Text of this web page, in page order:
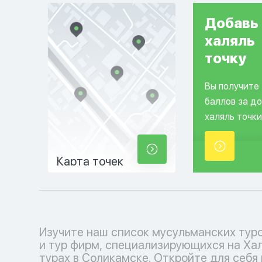
Карта точек
Добавь
халяль
точку
Вы получите
баллов за
халяль
Изучите наш список мусульманских
и тур фирм, специализирующихся на
турах в Соликамске. Откройте для
соблюдения исламских традиций.
кофмортный отпуск с нашими
каждый момент наполнен